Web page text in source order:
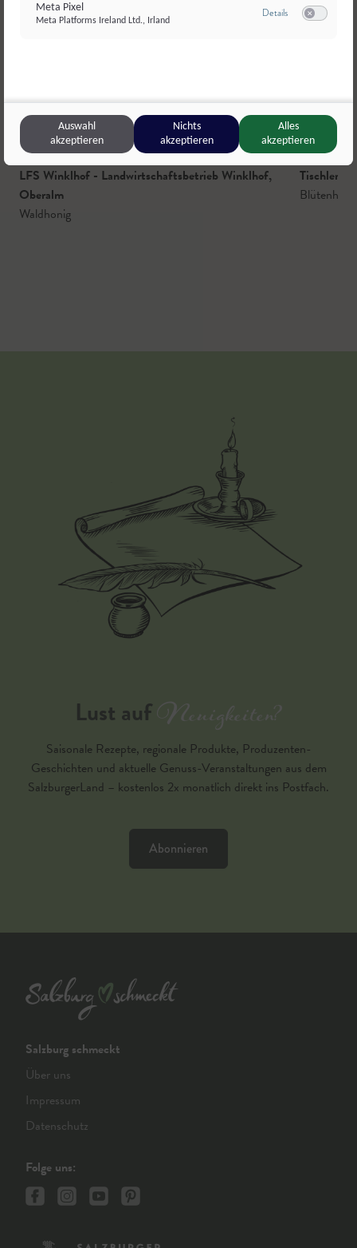
LFS Winklhof - Landwirtschaftsbetrieb Winklhof,
Oberalm
Waldhonig
Lust aufNeuigkeiten?
Saisonale Rezepte, regionale Produkte, Produzenten-
Geschichten und aktuelle Genuss-Veranstaltungen aus dem
SalzburgerLand – kostenlos 2x monatlich direkt ins Postfach.
Abonnieren
Salzburg schmeckt
Über uns
Impressum
Datenschutz
Folge uns:
Meta Pixel
Meta Platforms Ireland Ltd., Irland
Detailszu Meta Pixel
Auswahl
akzeptieren
Nichts
akzeptieren
Alles
akzeptieren